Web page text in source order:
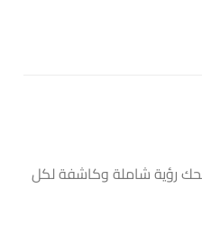
رؤية شاملة وكاشفة لكل